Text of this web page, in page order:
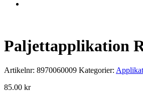
Paljettapplikation
Artikelnr: 8970060009 Kategorier:
85.00 kr